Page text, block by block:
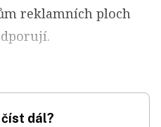
reklamních ploch
dál?